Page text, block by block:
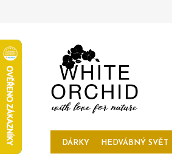
DÁRKY HEDVÁBNÝ SVĚT